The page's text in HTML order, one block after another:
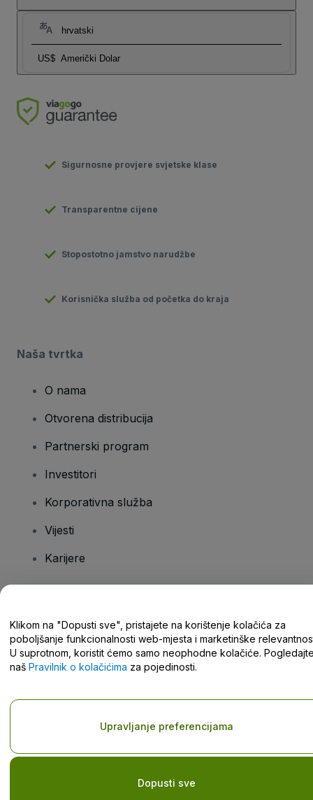
hrvatski
US$ Američki Dolar
Sigurnosne provjere svjetske klase
Transparentne cijene
Stopostotno jamstvo narudžbe
Korisnička služba od početka do kraja
Naša tvrtka
O nama
Otvorena distribucija
Partnerski program
Investitori
Korporativna služba
Vijesti
Karijere
Centar za pomoć/kontaktirajte nas
Autorska prava © viagogo GmbH 2026 Pojedinosti o tvrtki
Korištenjem ovog web-mjesta prihvaćateOdredbe i uvjete
zaštiti privatnosti za mobilne uređaje
Klikom na "Dopusti sve", pristajete na korištenje kolačića za
poboljšanje funkcionalnosti web-mjesta i marketinške
U suprotnom, koristit ćemo samo neophodne kolačiće.
naš Pravilnik o kolačićima za pojedinosti.
Dopusti sve
Upravljanje preferencijama